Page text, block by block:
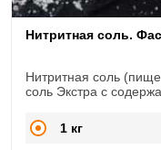
Нитритная соль.
Нитритная соль
соль Экстра с
изготовлении
копченостей, колбас,
1 кг